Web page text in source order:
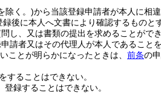
除く。)から当該登録申請者が本人に相
後に本人へ文書により確認するものと
し、又は書類の提出を求めることができ
請者又はその代理人が本人であること
ことが明らかになったときは、 前条の
ることはできない。
録することはできない。